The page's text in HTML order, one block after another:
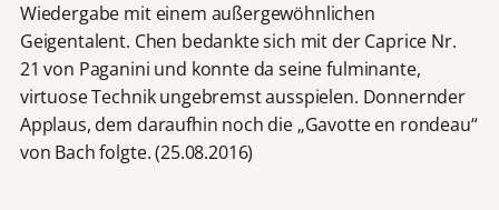
Wiedergabe mit einem außergewöhnlichen
Geigentalent. Chen bedankte sich mit der Caprice Nr.
21 von Paganini und konnte da seine fulminante,
virtuose Technik ungebremst ausspielen. Donnernder
Applaus, dem daraufhin noch die „Gavotte en rondeau“
von Bach folgte. (25.08.2016)